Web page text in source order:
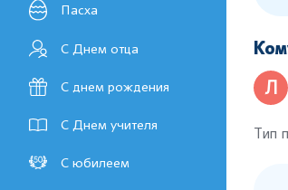
Пасха
С Днем отца
С днем рождения
С Днем учителя
С юбилеем
Л
Тип